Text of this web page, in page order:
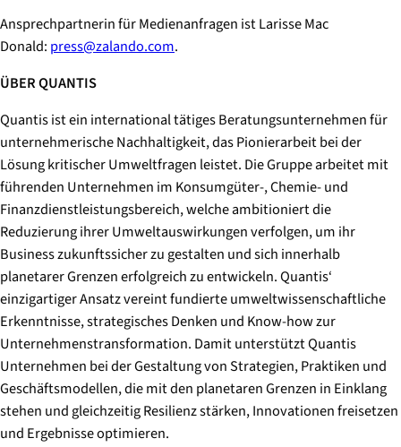
Ansprechpartnerin für Medienanfragen ist Larisse Mac
Donald: press@zalando.com.
ÜBER QUANTIS
Quantis ist ein international tätiges Beratungsunternehmen für
unternehmerische Nachhaltigkeit, das Pionierarbeit bei der
Lösung kritischer Umweltfragen leistet. Die Gruppe arbeitet mit
führenden Unternehmen im Konsumgüter-, Chemie- und
Finanzdienstleistungsbereich, welche ambitioniert die
Reduzierung ihrer Umweltauswirkungen verfolgen, um ihr
Business zukunftssicher zu gestalten und sich innerhalb
planetarer Grenzen erfolgreich zu entwickeln. Quantis‘
einzigartiger Ansatz vereint fundierte umweltwissenschaftliche
Erkenntnisse, strategisches Denken und Know-how zur
Unternehmenstransformation. Damit unterstützt Quantis
Unternehmen bei der Gestaltung von Strategien, Praktiken und
Geschäftsmodellen, die mit den planetaren Grenzen in Einklang
stehen und gleichzeitig Resilienz stärken, Innovationen freisetzen
und Ergebnisse optimieren.